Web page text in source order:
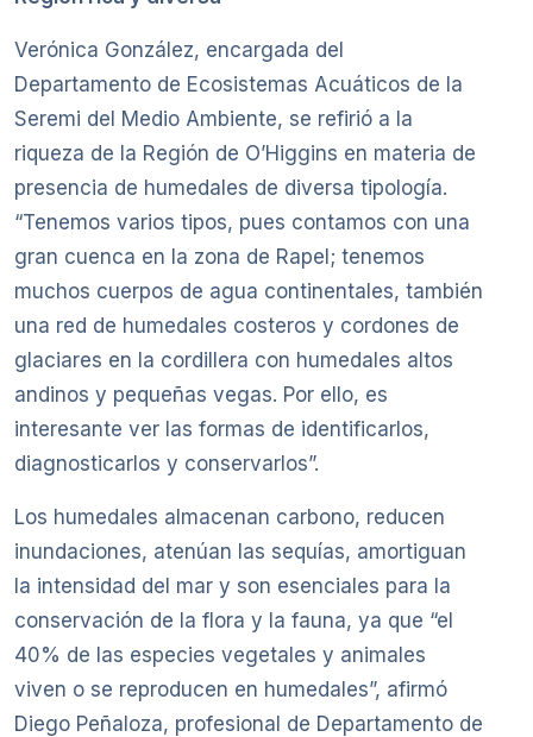
Verónica González, encargada del
Departamento de Ecosistemas Acuáticos de la
Seremi del Medio Ambiente, se refirió a la
riqueza de la Región de O’Higgins en materia de
presencia de humedales de diversa tipología.
“Tenemos varios tipos, pues contamos con una
gran cuenca en la zona de Rapel; tenemos
muchos cuerpos de agua continentales, también
una red de humedales costeros y cordones de
glaciares en la cordillera con humedales altos
andinos y pequeñas vegas. Por ello, es
interesante ver las formas de identificarlos,
diagnosticarlos y conservarlos”.
Los humedales almacenan carbono, reducen
inundaciones, atenúan las sequías, amortiguan
la intensidad del mar y son esenciales para la
conservación de la flora y la fauna, ya que “el
40% de las especies vegetales y animales
viven o se reproducen en humedales”, afirmó
Diego Peñaloza, profesional de Departamento de